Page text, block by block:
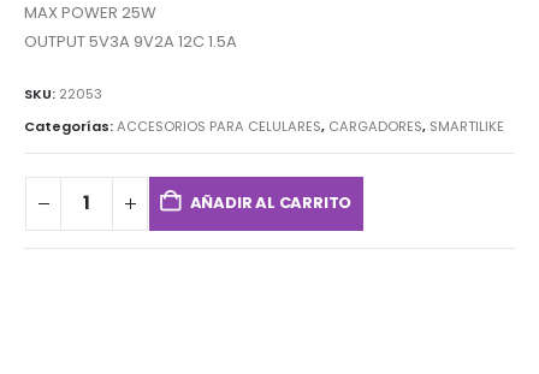
MAX POWER 25W
OUTPUT 5V3A 9V2A 12C 1.5A
SKU: 22053
Categorías:ACCESORIOS PARA CELULARES, CARGADORES, SMARTILIKE
AÑADIR AL CARRITO